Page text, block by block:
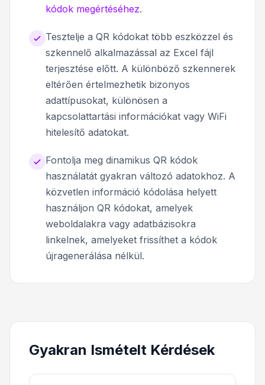
kódok megértéséhez.
Tesztelje a QR kódokat több eszközzel és
szkennelő alkalmazással az Excel fájl
terjesztése előtt. A különböző szkennerek
eltérően értelmezhetik bizonyos
adattípusokat, különösen a
kapcsolattartási információkat vagy WiFi
hitelesítő adatokat.
Fontolja meg dinamikus QR kódok
használatát gyakran változó adatokhoz. A
közvetlen információ kódolása helyett
használjon QR kódokat, amelyek
weboldalakra vagy adatbázisokra
linkelnek, amelyeket frissíthet a kódok
újragenerálása nélkül.
Gyakran Ismételt Kérdések